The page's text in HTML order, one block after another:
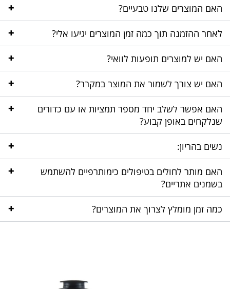
האם המוצרים שלנו טבעיים? +
לאחר ההזמנה תוך כמה זמן המוצרים יגיעו אלי? +
האם יש למוצרים תופעות לוואי? +
האם יש צורך לשמור את המוצר במקרר? +
האם אפשר לשלב יחד מספר תמציות או עם כדורים
שנלקחים באופן קבוע?
+
נשים בהריון: +
האם מותר לחולים בטיפולים כימותרפיים להשתמש
בשמנים אתריים?
+
כמה זמן מומלץ לצרוך את המוצרים? +